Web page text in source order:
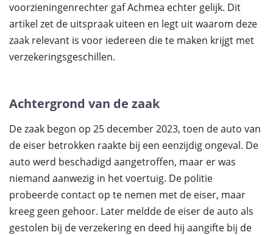
voorzieningenrechter gaf Achmea echter gelijk. Dit
artikel zet de uitspraak uiteen en legt uit waarom deze
zaak relevant is voor iedereen die te maken krijgt met
verzekeringsgeschillen.
Achtergrond van de zaak
De zaak begon op 25 december 2023, toen de auto van
de eiser betrokken raakte bij een eenzijdig ongeval. De
auto werd beschadigd aangetroffen, maar er was
niemand aanwezig in het voertuig. De politie
probeerde contact op te nemen met de eiser, maar
kreeg geen gehoor. Later meldde de eiser de auto als
gestolen bij de verzekering en deed hij aangifte bij de